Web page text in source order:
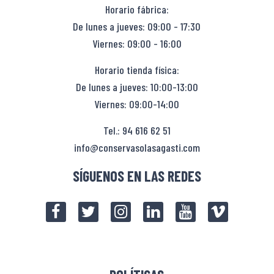
Horario fábrica:
De lunes a jueves: 09:00 - 17:30
Viernes: 09:00 - 16:00
Horario tienda física:
De lunes a jueves: 10:00-13:00
Viernes: 09:00-14:00
Tel.: 94 616 62 51
info@conservasolasagasti.com
SÍGUENOS EN LAS REDES